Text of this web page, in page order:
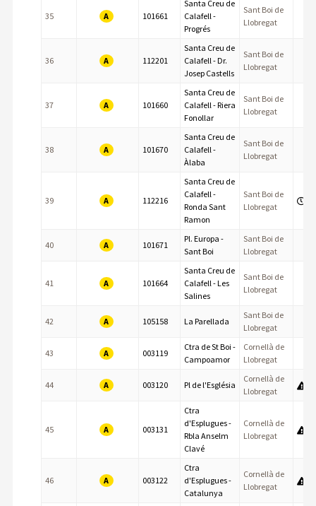
35 A 101661
Santa Creu de
Calafell -
Progrés
Sant Boi de
Llobregat
36 A 112201
Santa Creu de
Calafell - Dr.
Josep Castells
Sant Boi de
Llobregat
37 A 101660
Santa Creu de
Calafell - Riera
Fonollar
Sant Boi de
Llobregat
38 A 101670
Santa Creu de
Calafell -
Àlaba
Sant Boi de
Llobregat
39 A 112216
Santa Creu de
Calafell -
Ronda Sant
Ramon
Sant Boi de
Llobregat
40 A 101671
Pl. Europa -
Sant Boi
Sant Boi de
Llobregat
41 A 101664
Santa Creu de
Calafell - Les
Salines
Sant Boi de
Llobregat
42 A 105158 La Parellada
Sant Boi de
Llobregat
43 A 003119
Ctra de St Boi -
Campoamor
Cornellà de
Llobregat
44 A 003120 Pl de l'Església
Cornellà de
Llobregat
45 A 003131
Ctra
d'Esplugues -
Rbla Anselm
Clavé
Cornellà de
Llobregat
46 A 003122
Ctra
d'Esplugues -
Catalunya
Cornellà de
Llobregat